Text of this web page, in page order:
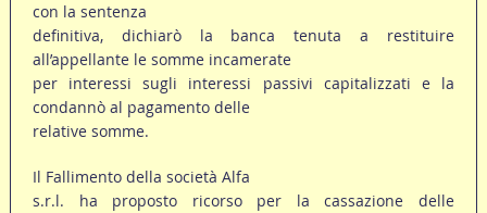
con la sentenza
definitiva, dichiarò la banca tenuta a restituire
all’appellante le somme incamerate
per interessi sugli interessi passivi capitalizzati e la
condannò al pagamento delle
relative somme.
Il Fallimento della società Alfa
s.r.l. ha proposto ricorso per la cassazione delle